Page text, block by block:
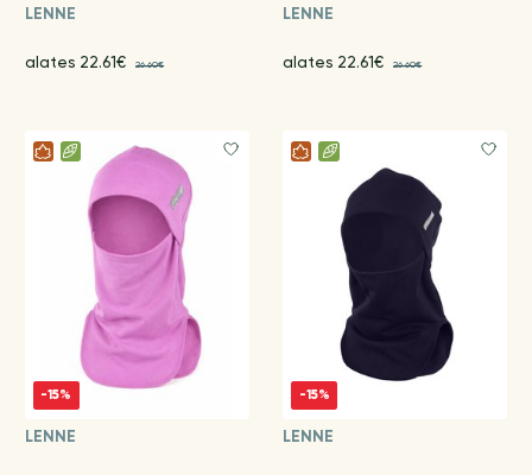
LENNE
alates 22.61€ 26.60€
LENNE
alates 22.61€ 26.60€
-15%
LENNE
-15%
LENNE